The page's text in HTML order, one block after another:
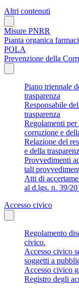
Altri contenuti
Misure PNRR
Pianta organica
POLA
Prevenzione della
Piano triennale
trasparenza
Responsabile
trasparenza
Regolamenti per
corruzione e
Relazione del
e della
Provvedimenti
tali
Atti di
al d.lgs. n. 39/
Accesso civico
Regolamento
civico.
Accesso civico
soggetti a
Accesso civico
Registro degli